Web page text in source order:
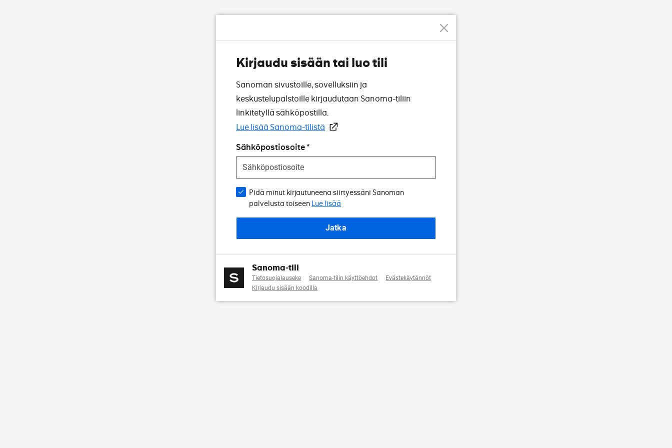
Kirjaudu sisään tai luo tili
Sanoman sivustoille, sovelluksiin ja
keskustelupalstoille kirjaudutaan Sanoma-tiliin
linkitetyllä sähköpostilla.
Lue lisää Sanoma-tilistä
Sähköpostiosoite
Pidä minut kirjautuneena siirtyessäni Sanoman
palvelusta toiseen Lue lisää
Jatka
Sanoma-tili
Tietosuojalauseke Sanoma-tilin käyttöehdot
Evästekäytännöt
Kirjaudu sisään koodilla